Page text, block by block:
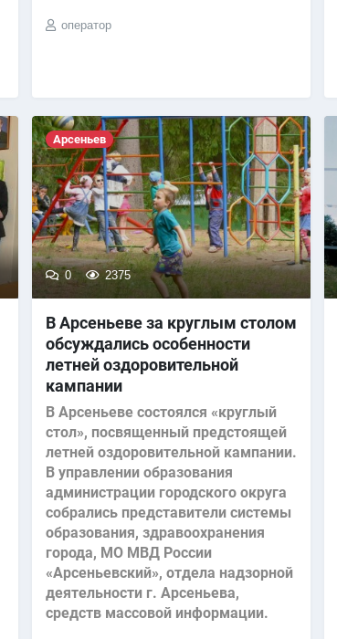
оператор
Арсеньев
0 2375
В Арсеньеве за круглым столом
обсуждались особенности
летней оздоровительной
кампании
В Арсеньеве состоялся «круглый
стол», посвященный предстоящей
летней оздоровительной кампании.
В управлении образования
администрации городского округа
собрались представители системы
образования, здравоохранения
города, МО МВД России
«Арсеньевский», отдела надзорной
деятельности г. Арсеньева,
средств массовой информации.